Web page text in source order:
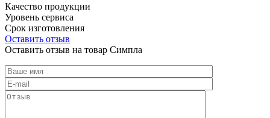
Качество продукции
Уровень сервиса
Срок изготовления
Оставить отзыв
Оставить отзыв на товар Симпла